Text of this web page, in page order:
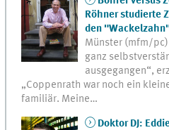
Röhner studierte
den
Münster (mfm/
ganz
ausgegangen“,
„Coppenrath war noch ein
familiär. Meine…
Doktor DJ: